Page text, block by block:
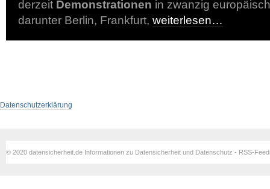
derzeit Demonstrationen in zwanzig
darunter Berlin, Frankfurt, weiterlesen…
Datenschutzerklärung
© 2020 datensicherheit.de Informationen zu Datensicherheit und Datenschutz - RSS-